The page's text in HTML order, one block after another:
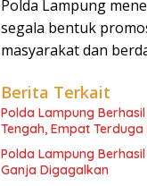
Polda Lampung
segala bentuk
masyarakat dan
Berita Terkait
Polda Lampung
Tengah, Empat
Polda Lampung
Ganja Digagalkan